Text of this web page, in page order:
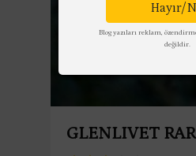
GLENLIVET
Hayır/
Blog yazıları reklam,
değildir.